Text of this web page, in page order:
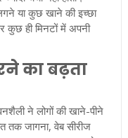
या कुछ खाने की इच्छा
कुछ ही मिनटों में अपनी
का बढ़ता
ने लोगों की खाने-पीने
तक जागना, वेब सीरीज